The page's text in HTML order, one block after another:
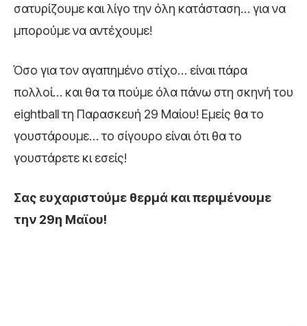
σατυρίζουμε και λίγο την όλη κατάσταση… για να
μπορούμε να αντέχουμε!
Όσο για τον αγαπημένο στίχο… είναι πάρα
πολλοί… και θα τα πούμε όλα πάνω στη σκηνή του
eightball τη Παρασκευή 29 Μαίου! Εμείς θα το
γουστάρουμε… το σίγουρο είναι ότι θα το
γουστάρετε κι εσείς!
Σας ευχαριστούμε θερμά και περιμένουμε
την 29η Μαϊου!